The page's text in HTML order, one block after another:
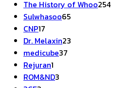
สินค้า
The History of Whoo254254
Sulwhasoo6565
CNP17
สินค้า
Dr. Melaxin23
medicube37
Rejuran1
สินค้า
ROM&ND3